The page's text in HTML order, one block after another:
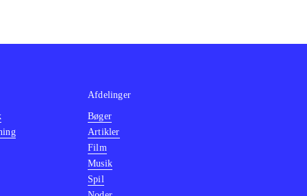
Afdelinger
Bøger
Artikler
Film
Musik
Spil